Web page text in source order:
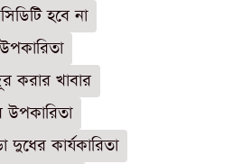
হবে না
করার খাবার
উপকারিতা
দুধের কার্যকারিতা